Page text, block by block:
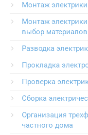
Монтаж
Монтаж электрики
выбор материалов
Разводка
Прокладка
Проверка
Сборка
Организация
частного дома